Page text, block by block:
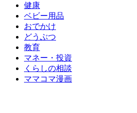
健康
ベビー用品
おでかけ
どうぶつ
教育
マネー・投資
くらしの相談
ママコマ漫画